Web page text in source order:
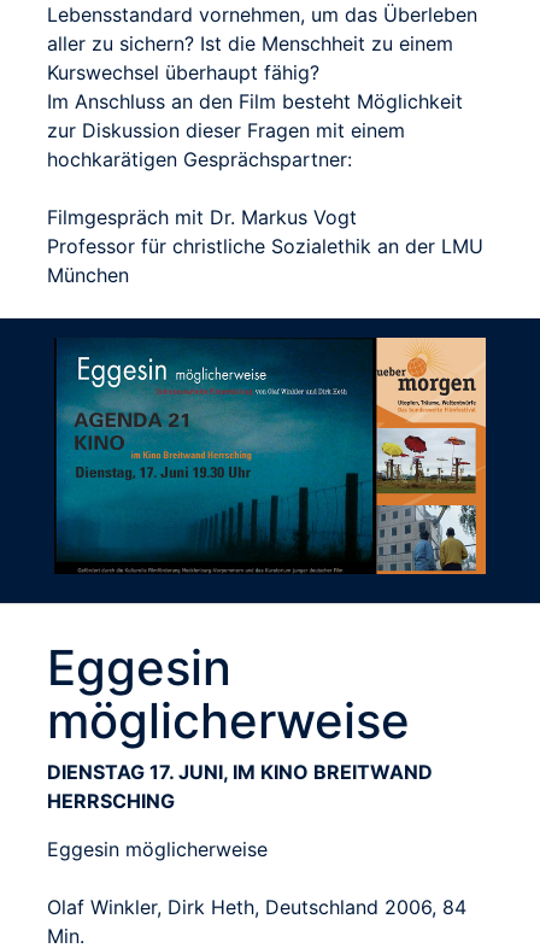
Lebensstandard vornehmen, um das Überleben
aller zu sichern? Ist die Menschheit zu einem
Kurswechsel überhaupt fähig?
Im Anschluss an den Film besteht Möglichkeit
zur Diskussion dieser Fragen mit einem
hochkarätigen Gesprächspartner:
Filmgespräch mit Dr. Markus Vogt
Professor für christliche Sozialethik an der LMU
München
Eggesin
möglicherweise
DIENSTAG 17. JUNI, IM KINO BREITWAND
HERRSCHING
Eggesin möglicherweise
Olaf Winkler, Dirk Heth, Deutschland 2006, 84
Min.